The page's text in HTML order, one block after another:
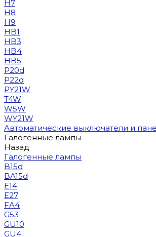
H7
H8
H9
HB1
HB3
HB4
HB5
P20d
P22d
PY21W
T4W
W5W
WY21W
Автоматические выключатели и
Галогенные лампы
Назад
Галогенные лампы
B15d
BA15d
E14
E27
FA4
G53
GU10
GU4